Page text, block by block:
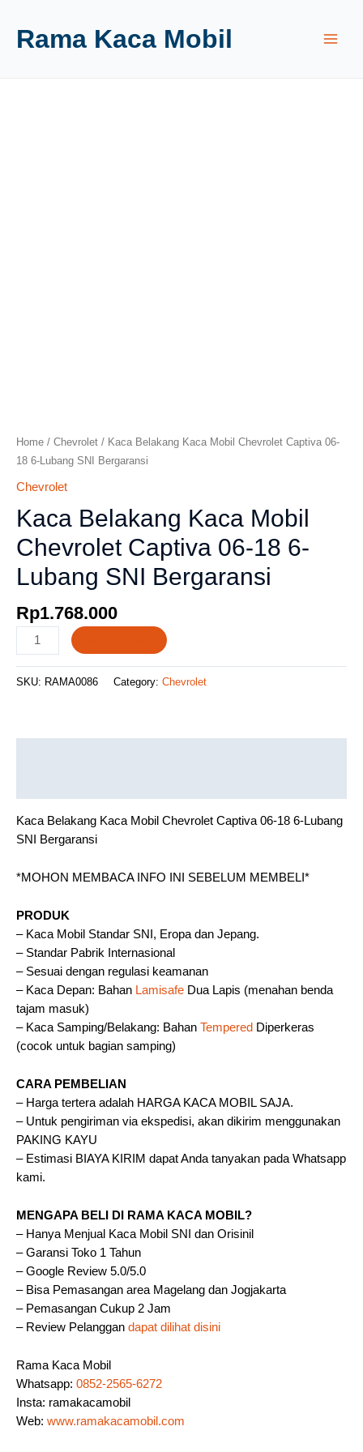
Rama Kaca Mobil
Home / Chevrolet / Kaca Belakang Kaca Mobil Chevrolet Captiva 06-
18 6-Lubang SNI Bergaransi
Chevrolet
Kaca Belakang Kaca Mobil
Chevrolet Captiva 06-18 6-
Lubang SNI Bergaransi
Rp1.768.000
SKU: RAMA0086 Category: Chevrolet
Kaca Belakang Kaca Mobil Chevrolet Captiva 06-18 6-Lubang
SNI Bergaransi
*MOHON MEMBACA INFO INI SEBELUM MEMBELI*
PRODUK
– Kaca Mobil Standar SNI, Eropa dan Jepang.
– Standar Pabrik Internasional
– Sesuai dengan regulasi keamanan
– Kaca Depan: Bahan Lamisafe Dua Lapis (menahan benda
tajam masuk)
– Kaca Samping/Belakang: Bahan Tempered Diperkeras
(cocok untuk bagian samping)
CARA PEMBELIAN
– Harga tertera adalah HARGA KACA MOBIL SAJA.
– Untuk pengiriman via ekspedisi, akan dikirim menggunakan
PAKING KAYU
– Estimasi BIAYA KIRIM dapat Anda tanyakan pada Whatsapp
kami.
MENGAPA BELI DI RAMA KACA MOBIL?
– Hanya Menjual Kaca Mobil SNI dan Orisinil
– Garansi Toko 1 Tahun
– Google Review 5.0/5.0
– Bisa Pemasangan area Magelang dan Jogjakarta
– Pemasangan Cukup 2 Jam
– Review Pelanggan dapat dilihat disini
Rama Kaca Mobil
Whatsapp: 0852-2565-6272
Insta: ramakacamobil
Web: www.ramakacamobil.com